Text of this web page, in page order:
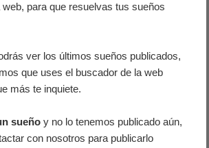
para que resuelvas tus sueños
ver los últimos sueños publicados,
que uses el buscador de la web
más te inquiete.
sueño y no lo tenemos publicado aún,
con nosotros para publicarlo